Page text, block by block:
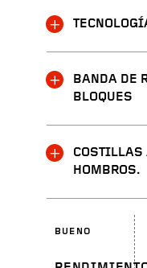
BANDA DE
BLOQUES
COSTILLAS
HOMBROS.
BUENO